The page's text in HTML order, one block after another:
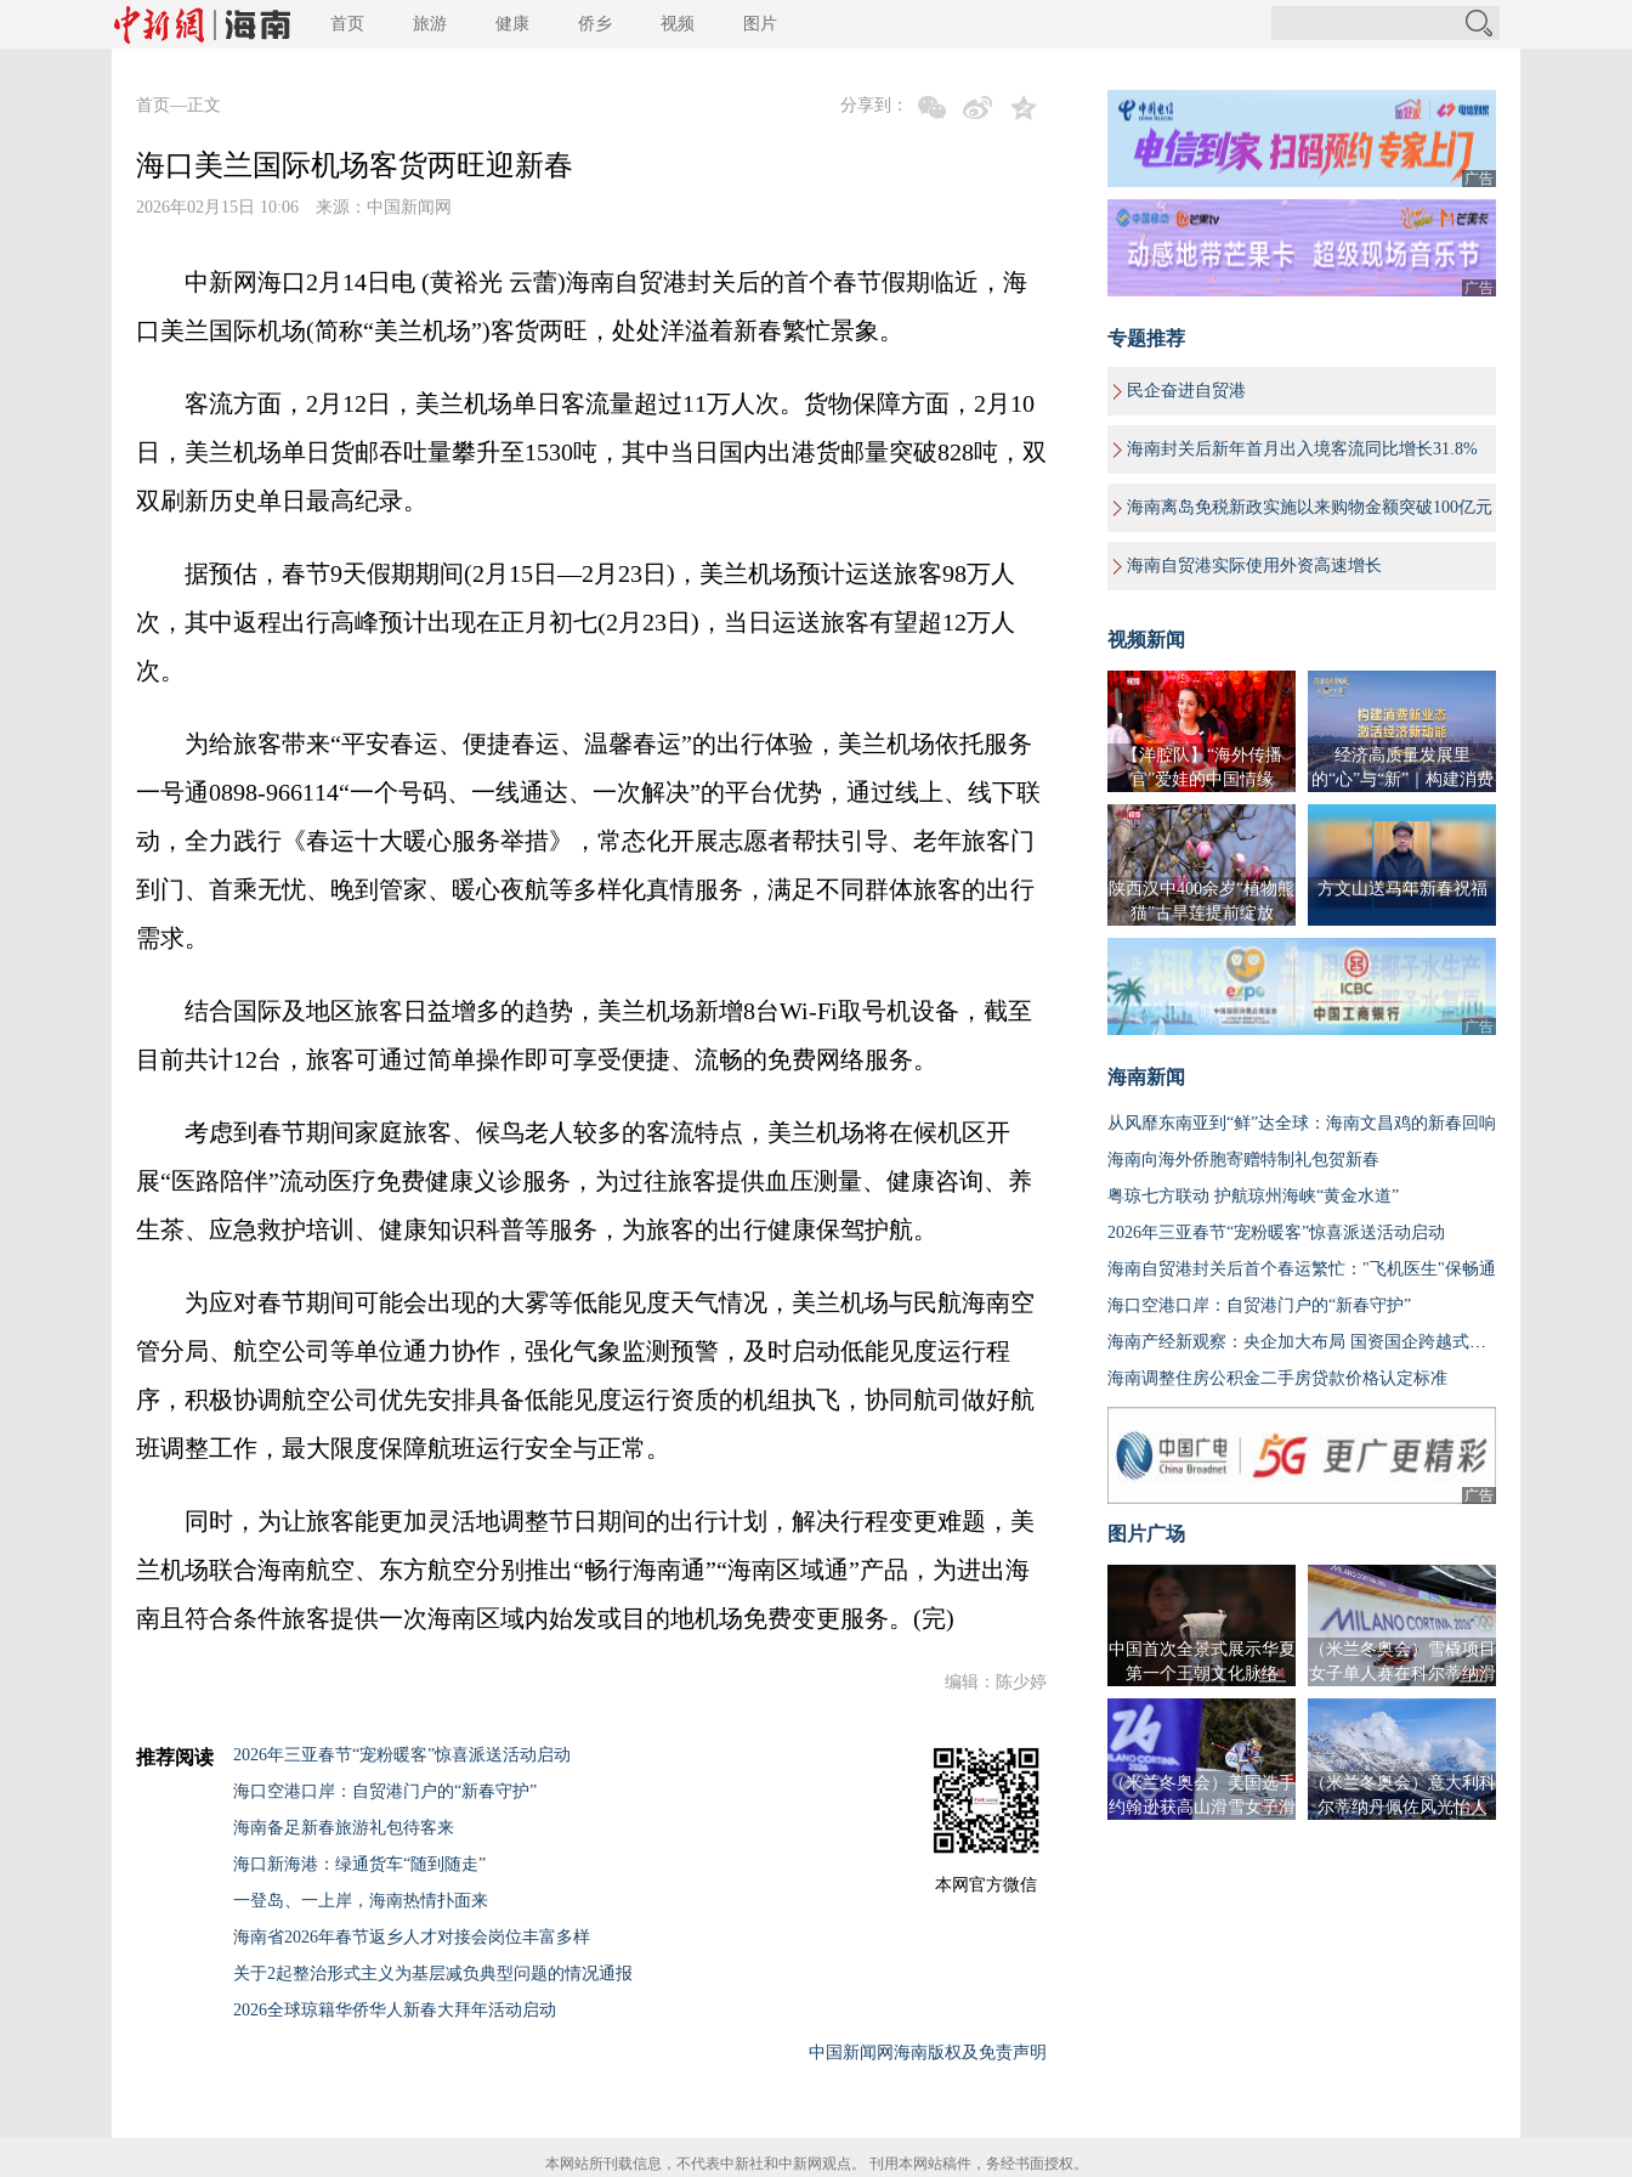
首页 旅游 健康 侨乡 视频 图片
首页 —正文 分享到：
海口美兰国际机场客货两旺迎新春
2026年02月15日 10:06 来源： 中国新闻网
中新网海口2月14日电 (黄裕光 云蕾)海南自贸港封关后的首个春节假期临近，海
口美兰国际机场(简称“美兰机场”)客货两旺，处处洋溢着新春繁忙景象。
客流方面，2月12日，美兰机场单日客流量超过11万人次。货物保障方面，2月10
日，美兰机场单日货邮吞吐量攀升至1530吨，其中当日国内出港货邮量突破828吨，双
双刷新历史单日最高纪录。
据预估，春节9天假期期间(2月15日—2月23日)，美兰机场预计运送旅客98万人
次，其中返程出行高峰预计出现在正月初七(2月23日)，当日运送旅客有望超12万人
次。
为给旅客带来“平安春运、便捷春运、温馨春运”的出行体验，美兰机场依托服务
一号通0898-966114“一个号码、一线通达、一次解决”的平台优势，通过线上、线下联
动，全力践行《春运十大暖心服务举措》，常态化开展志愿者帮扶引导、老年旅客门
到门、首乘无忧、晚到管家、暖心夜航等多样化真情服务，满足不同群体旅客的出行
需求。
结合国际及地区旅客日益增多的趋势，美兰机场新增8台Wi-Fi取号机设备，截至
目前共计12台，旅客可通过简单操作即可享受便捷、流畅的免费网络服务。
考虑到春节期间家庭旅客、候鸟老人较多的客流特点，美兰机场将在候机区开
展“医路陪伴”流动医疗免费健康义诊服务，为过往旅客提供血压测量、健康咨询、养
生茶、应急救护培训、健康知识科普等服务，为旅客的出行健康保驾护航。
为应对春节期间可能会出现的大雾等低能见度天气情况，美兰机场与民航海南空
管分局、航空公司等单位通力协作，强化气象监测预警，及时启动低能见度运行程
序，积极协调航空公司优先安排具备低能见度运行资质的机组执飞，协同航司做好航
班调整工作，最大限度保障航班运行安全与正常。
同时，为让旅客能更加灵活地调整节日期间的出行计划，解决行程变更难题，美
兰机场联合海南航空、东方航空分别推出“畅行海南通”“海南区域通”产品，为进出海
南且符合条件旅客提供一次海南区域内始发或目的地机场免费变更服务。(完)
编辑：陈少婷
推荐阅读
2026年三亚春节“宠粉暖客”惊喜派送活动启动
海口空港口岸：自贸港门户的“新春守护”
海南备足新春旅游礼包待客来
海口新海港：绿通货车“随到随走”
一登岛、一上岸，海南热情扑面来
海南省2026年春节返乡人才对接会岗位丰富多样
关于2起整治形式主义为基层减负典型问题的情况通报
2026全球琼籍华侨华人新春大拜年活动启动
本网官方微信
中国新闻网海南版权及免责声明
广告
广告
专题推荐
民企奋进自贸港
海南封关后新年首月出入境客流同比增长31.8%
海南离岛免税新政实施以来购物金额突破100亿元
海南自贸港实际使用外资高速增长
视频新闻
【洋腔队】“海外传播
官”爱娃的中国情缘
经济高质量发展里
的“心”与“新”｜构建消费
新业态，激活经济新动能
陕西汉中400余岁“植物熊
猫”古旱莲提前绽放
方文山送马年新春祝福
广告
海南新闻
从风靡东南亚到“鲜”达全球：海南文昌鸡的新春回响
海南向海外侨胞寄赠特制礼包贺新春
粤琼七方联动 护航琼州海峡“黄金水道”
2026年三亚春节“宠粉暖客”惊喜派送活动启动
海南自贸港封关后首个春运繁忙："飞机医生"保畅通
海口空港口岸：自贸港门户的“新春守护”
海南产经新观察：央企加大布局 国资国企跨越式发展
海南调整住房公积金二手房贷款价格认定标准
广告
图片广场
中国首次全景式展示华夏
第一个王朝文化脉络
（米兰冬奥会）雪橇项目
女子单人赛在科尔蒂纳滑
行中心举行
（米兰冬奥会）美国选手
约翰逊获高山滑雪女子滑
（米兰冬奥会）意大利科
尔蒂纳丹佩佐风光怡人
本网站所刊载信息，不代表中新社和中新网观点。 刊用本网站稿件，务经书面授权。